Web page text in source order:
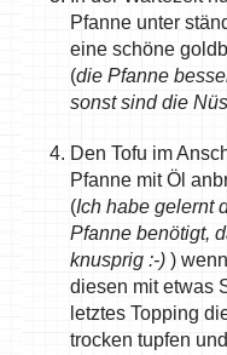
Pfanne unter
eine schöne
(die Pfanne
sonst sind die
Den Tofu im
Pfanne mit Öl
(Ich habe gelernt
Pfanne benötigt,
knusprig :-) )
diesen mit etwas
letztes Topping
trocken tupfen